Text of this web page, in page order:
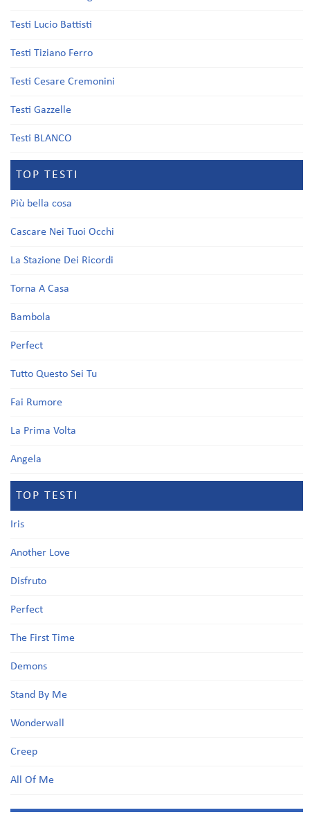
Testi Lucio Battisti
Testi Tiziano Ferro
Testi Cesare Cremonini
Testi Gazzelle
Testi BLANCO
TOP TESTI
Più bella cosa
Cascare Nei Tuoi Occhi
La Stazione Dei Ricordi
Torna A Casa
Bambola
Perfect
Tutto Questo Sei Tu
Fai Rumore
La Prima Volta
Angela
TOP TESTI
Iris
Another Love
Disfruto
Perfect
The First Time
Demons
Stand By Me
Wonderwall
Creep
All Of Me